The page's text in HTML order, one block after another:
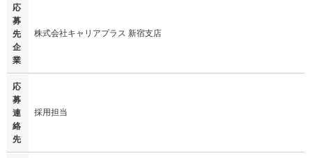
応
募
先
企
業
株式会社キャリアプラス 新宿支店
応
募
連
絡
先
採用担当